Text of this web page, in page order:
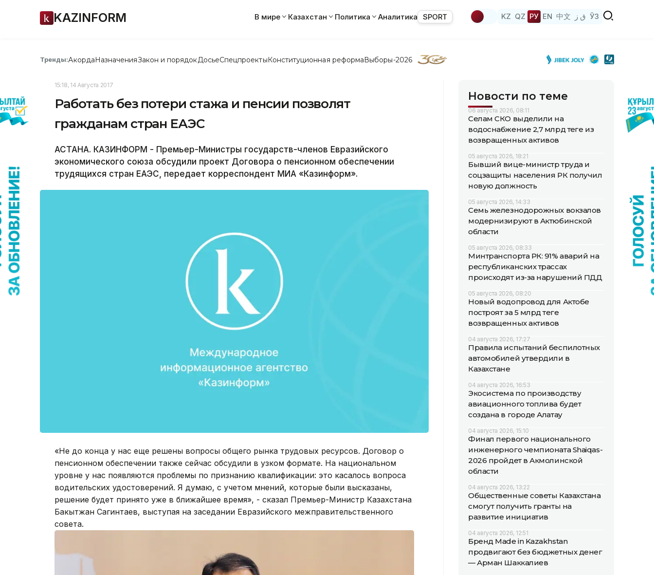
KAZINFORM В мире Казахстан Политика Аналитика SPORT KZ QZ РУ EN 中文 ق ز ЎЗ
Тренды:АкордаНазначенияЗакон и порядок ДосьеСпецпроектыКонституционная реформаВыборы-2026
15:18, 14 Августа 2017
Работать без потери стажа и пенсии позволят
гражданам стран ЕАЭС
АСТАНА. КАЗИНФОРМ - Премьер-Министры государств-членов Евразийского
экономического союза обсудили проект Договора о пенсионном обеспечении
трудящихся стран ЕАЭС, передает корреспондент МИА «Казинформ».
«Не до конца у нас еще решены вопросы общего рынка трудовых ресурсов. Договор о
пенсионном обеспечении также сейчас обсудили в узком формате. На национальном
уровне у нас появляются проблемы по признанию квалификации: это касалось вопроса
водительских удостоверений. Я думаю, с учетом мнений, которые были высказаны,
решение будет принято уже в ближайшее время», - сказал Премьер-Министр Казахстана
Бакытжан Сагинтаев, выступая на заседании Евразийского межправительственного
совета.
Новости по теме
06 августа 2026, 08:11
Селам СКО выделили на
водоснабжение 2,7 млрд теңге из
возвращенных активов
05 августа 2026, 18:21
Бывший вице-министр труда и
соцзащиты населения РК получил
новую должность
05 августа 2026, 14:33
Семь железнодорожных вокзалов
модернизируют в Актюбинской
области
05 августа 2026, 08:33
Минтранспорта РК: 91% аварий на
республиканских трассах
происходят из-за нарушений ПДД
05 августа 2026, 08:20
Новый водопровод для Актобе
построят за 5 млрд теңге
возвращенных активов
04 августа 2026, 17:27
Правила испытаний беспилотных
автомобилей утвердили в
Казахстане
04 августа 2026, 16:53
Экосистема по производству
авиационного топлива будет
создана в городе Алатау
04 августа 2026, 15:10
Финал первого национального
инженерного чемпионата Shaiqas-
2026 пройдет в Акмолинской
области
04 августа 2026, 13:22
Общественные советы Казахстана
смогут получить гранты на
развитие инициатив
04 августа 2026, 12:51
Бренд Made in Kazakhstan
продвигают без бюджетных денег
— Арман Шаккалиев